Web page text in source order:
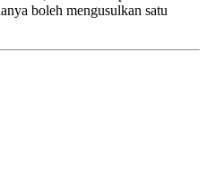
boleh mengusulkan satu